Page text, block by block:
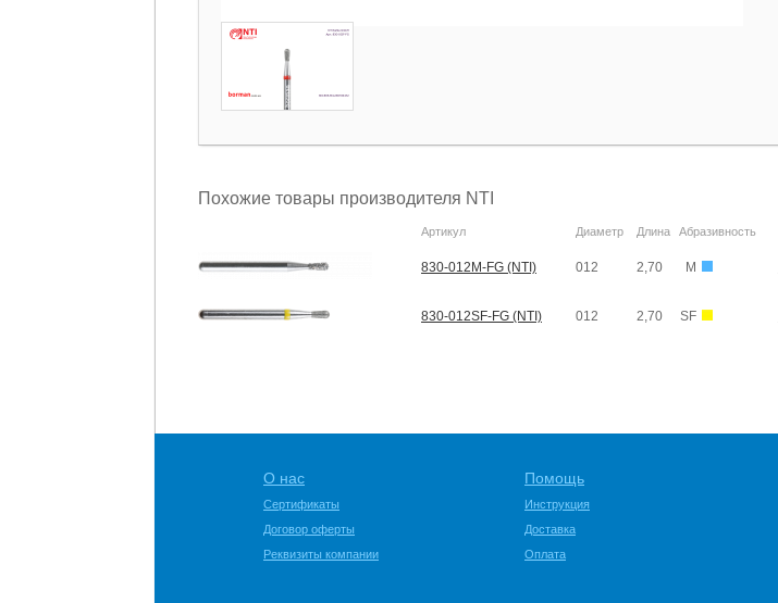
Похожие товары производителя NTI
Артикул Диаметр Длина Абразивность
830-012M-FG (NTI) 012 2,70 M
830-012SF-FG (NTI) 012 2,70 SF
О нас
Сертификаты
Договор оферты
Реквизиты компании
Помощь
Инструкция
Доставка
Оплата